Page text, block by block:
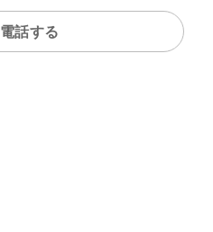
電話する